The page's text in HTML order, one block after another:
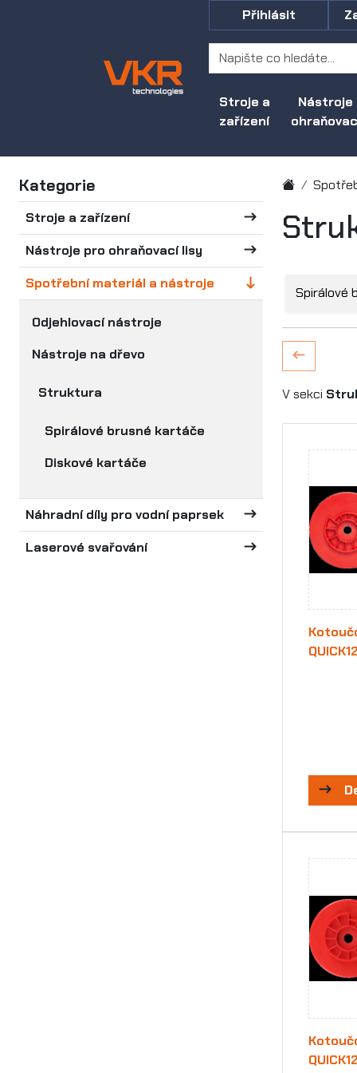
Stroje a
zařízení
Nástroje
Přihlásit
Kategorie
Stroje a zařízení
Nástroje pro ohraňovací lisy
Spotřební materiál a nástroje
Odjehlovací nástroje
Nástroje na dřevo
Struktura
Spirálové brusné kartáče
Diskové kartáče
Náhradní díly pro vodní paprsek
Laserové svařování
Spirálové
V sekci